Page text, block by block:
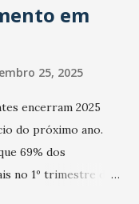
em
25, 2025
encerram 2025
do próximo ano.
69% dos
no 1º trimestre de